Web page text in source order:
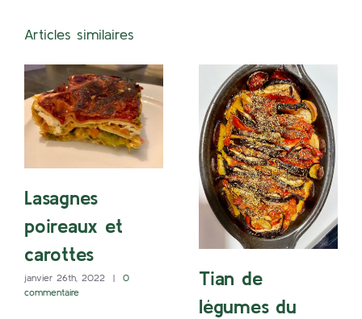
Articles similaires
Lasagnes
poireaux et
carottes
janvier 26th, 2022 |
0
commentaire
Tian de
légumes du